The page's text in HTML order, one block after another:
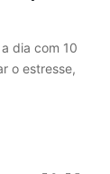
dia com 10
o estresse,